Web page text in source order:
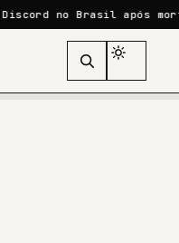
após morte de